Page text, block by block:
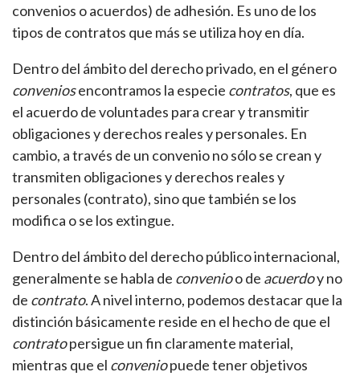
convenios o acuerdos) de adhesión. Es uno de los
tipos de contratos que más se utiliza hoy en día.
Dentro del ámbito del derecho privado, en el género
conveniosencontramos la especie contratos, que es
el acuerdo de voluntades para crear y transmitir
obligaciones y derechos reales y personales. En
cambio, a través de un convenio no sólo se crean y
transmiten obligaciones y derechos reales y
personales (contrato), sino que también se los
modifica o se los extingue.
Dentro del ámbito del derecho público internacional,
generalmente se habla de convenioo de acuerdoy no
de contrato. A nivel interno, podemos destacar que la
distinción básicamente reside en el hecho de que el
contratopersigue un fin claramente material,
mientras que el conveniopuede tener objetivos